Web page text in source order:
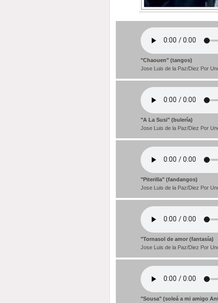
"Chaouen" (tangos)
Jose Luis de la Paz/Diez Por
"A La Susi" (bulería)
Jose Luis de la Paz/Diez Por
"Piterilla" (fandangos)
Jose Luis de la Paz/Diez Por
"Tornasol de amor (fantasía)
Jose Luis de la Paz/Diez Por
"Sousa" (soleá a mi amigo